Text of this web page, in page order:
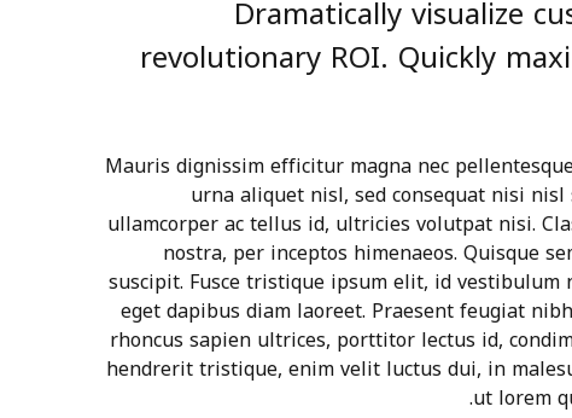
Dramatically visualize
revolutionary ROI. Quickly
Mauris dignissim efficitur magna nec
urna aliquet nisl, sed consequat nisi
ullamcorper ac tellus id, ultricies volutpat nisi.
nostra, per inceptos himenaeos. Quisque
suscipit. Fusce tristique ipsum elit, id
eget dapibus diam laoreet. Praesent feugiat
rhoncus sapien ultrices, porttitor lectus id,
hendrerit tristique, enim velit luctus dui, in
ut lorem